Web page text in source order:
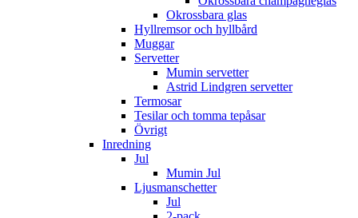
Okrossbara glas
Hyllremsor och hyllbård
Muggar
Servetter
Mumin servetter
Astrid Lindgren servetter
Termosar
Tesilar och tomma tepåsar
Övrigt
Inredning
Jul
Mumin Jul
Ljusmanschetter
Jul